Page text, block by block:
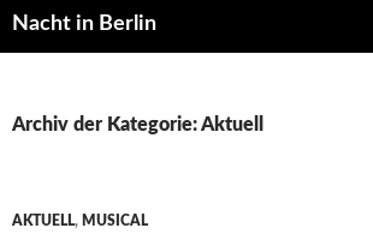
Nacht in Berlin
Archiv der Kategorie: Aktuell
AKTUELL, MUSICAL